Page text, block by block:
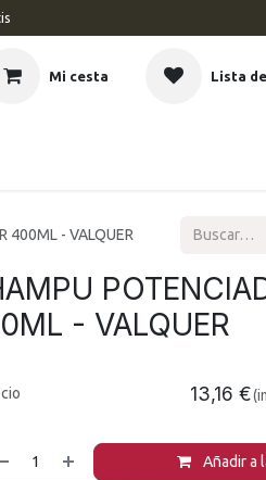
Mi cesta Lista
400ML - VALQUER
- VALQUER
Añadir a
13,16 €